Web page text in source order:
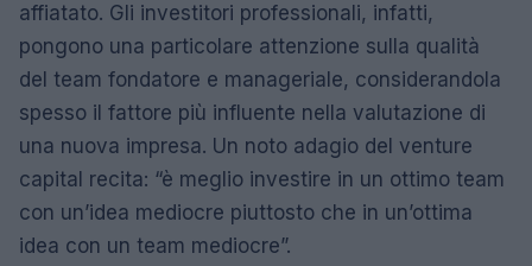
affiatato. Gli investitori professionali, infatti,
pongono una particolare attenzione sulla qualità
del team fondatore e manageriale, considerandola
spesso il fattore più influente nella valutazione di
una nuova impresa. Un noto adagio del venture
capital recita: “è meglio investire in un ottimo team
con un’idea mediocre piuttosto che in un’ottima
idea con un team mediocre”.